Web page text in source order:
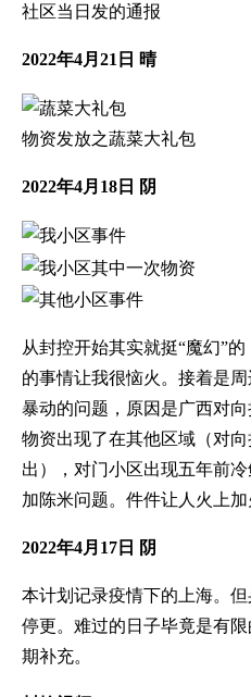
社区当日发的通报
2022年4月21日 晴
物资发放之蔬菜大礼包
2022年4月18日 阴
从封控开始其实就挺“魔幻”
的事情让我很恼火。接着是
暴动的问题，原因是广西对
物资出现了在其他区域（对
出），对门小区出现五年前
加陈米问题。件件让人火上加
2022年4月17日 阴
本计划记录疫情下的上海。
停更。难过的日子毕竟是有
期补充。